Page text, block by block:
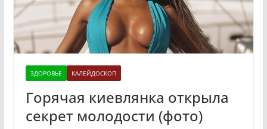
ЗДОРОВЬЕ КАЛЕЙДОСКОП
Горячая киевлянка открыла
секрет молодости (фото)